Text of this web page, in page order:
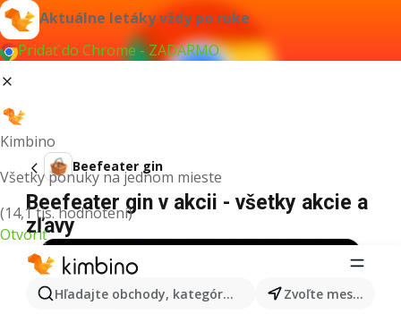
Aktuálne letáky vždy po ruke
Pridať do Chrome - ZADARMO
Kimbino
Všetky ponuky na jednom mieste
(14,1 tis. hodnotení)
Otvoriť
Hľadajte obchody, kategórie, produkty... Zvoľte mesto
Beefeater gin
Beefeater gin v akcii - všetky akcie a
zľavy